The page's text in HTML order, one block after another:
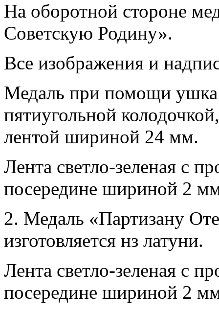
На оборотной стороне
Советскую Родину».
Все изображения и
Медаль при помощи ушка
пятиугольной
лентой шириной 24 мм.
Лента светло-зеленая с
посередине шириной 2
2. Медаль «Партизану
изготовляется нз латуни.
Лента светло-зеленая с
посередине шириной 2